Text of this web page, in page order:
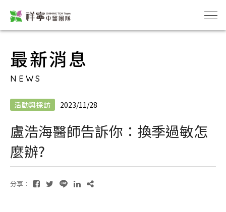
最新消息
NEWS
活動與採訪 2023/11/28
盧浩海醫師告訴你：換季過敏怎
麼辦?
分享：